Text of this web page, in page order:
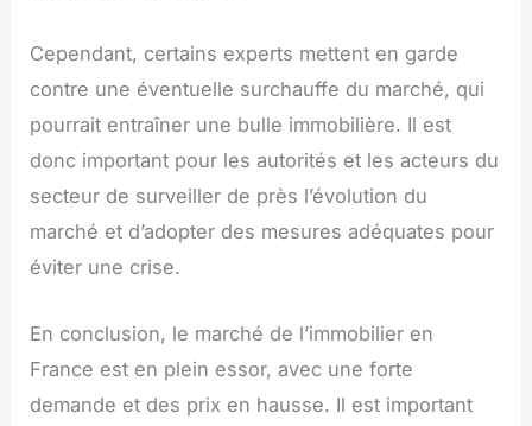
Cependant, certains experts mettent en garde
contre une éventuelle surchauffe du marché, qui
pourrait entraîner une bulle immobilière. Il est
donc important pour les autorités et les acteurs du
secteur de surveiller de près l’évolution du
marché et d’adopter des mesures adéquates pour
éviter une crise.
En conclusion, le marché de l’immobilier en
France est en plein essor, avec une forte
demande et des prix en hausse. Il est important